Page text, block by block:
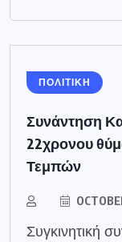
ΠΟΛΙΤΙΚΗ
Συνάντηση
22χρονου
Τεμπών
​Συγκινητική